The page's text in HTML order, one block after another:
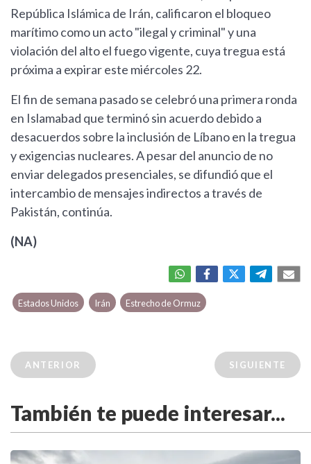
República Islámica de Irán, calificaron el bloqueo
marítimo como un acto "ilegal y criminal" y una
violación del alto el fuego vigente, cuya tregua está
próxima a expirar este miércoles 22.
El fin de semana pasado se celebró una primera ronda
en Islamabad que terminó sin acuerdo debido a
desacuerdos sobre la inclusión de Líbano en la tregua
y exigencias nucleares. A pesar del anuncio de no
enviar delegados presenciales, se difundió que el
intercambio de mensajes indirectos a través de
Pakistán, continúa.
(NA)
Estados Unidos Irán Estrecho de Ormuz
ANTERIOR SIGUIENTE
También te puede interesar...